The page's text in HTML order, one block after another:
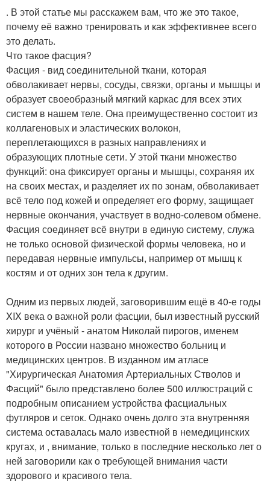
. В этой статье мы расскажем вам, что же это такое,
почему её важно тренировать и как эффективнее всего
это делать.
Что такое фасция?
Фасция - вид соединительной ткани, которая
обволакивает нервы, сосуды, связки, органы и мышцы и
образует своеобразный мягкий каркас для всех этих
систем в нашем теле. Она преимущественно состоит из
коллагеновых и эластических волокон,
переплетающихся в разных направлениях и
образующих плотные сети. У этой ткани множество
функций: она фиксирует органы и мышцы, сохраняя их
на своих местах, и разделяет их по зонам, обволакивает
всё тело под кожей и определяет его форму, защищает
нервные окончания, участвует в водно-солевом обмене.
Фасция соединяет всё внутри в единую систему, служа
не только основой физической формы человека, но и
передавая нервные импульсы, например от мышц к
костям и от одних зон тела к другим.
Одним из первых людей, заговорившим ещё в 40-е годы
XIX века о важной роли фасции, был известный русский
хирург и учёный - анатом Николай пирогов, именем
которого в России названо множество больниц и
медицинских центров. В изданном им атласе
"Хирургическая Анатомия Артериальных Стволов и
Фасций" было представлено более 500 иллюстраций с
подробным описанием устройства фасциальных
футляров и сеток. Однако очень долго эта внутренняя
система оставалась мало известной в немедицинских
кругах, и , внимание, только в последние несколько лет о
ней заговорили как о требующей внимания части
здорового и красивого тела.